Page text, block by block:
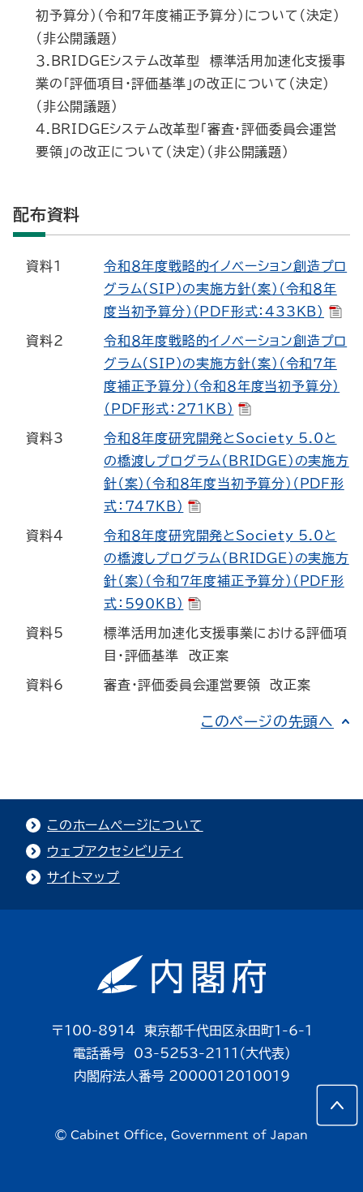
初予算分）（令和７年度補正予算分）について（決定）
（非公開議題）
３.BRIDGEシステム改革型 標準活用加速化支援事
業の「評価項目・評価基準」の改正について（決定）
（非公開議題）
４.BRIDGEシステム改革型「審査・評価委員会運営
要領」の改正について（決定）（非公開議題）
配布資料
資料1
令和８年度戦略的イノベーション創造プロ
グラム（SIP）の実施方針（案）（令和８年
度当初予算分）（PDF形式：433KB）
資料2
令和８年度戦略的イノベーション創造プロ
グラム（SIP）の実施方針（案）（令和７年
度補正予算分）（令和８年度当初予算分）
（PDF形式：271KB）
資料3
令和８年度研究開発とSociety 5.0と
の橋渡しプログラム（BRIDGE）の実施方
針（案）（令和８年度当初予算分）（PDF形
式：747KB）
資料4
令和８年度研究開発とSociety 5.0と
の橋渡しプログラム（BRIDGE）の実施方
針（案）（令和７年度補正予算分）（PDF形
式：590KB）
資料5
標準活用加速化支援事業における評価項
目・評価基準 改正案
資料6 審査・評価委員会運営要領 改正案
このページの先頭へ
このホームページについて
ウェブアクセシビリティ
サイトマップ
〒100-8914 東京都千代田区永田町1-6-1
電話番号 03-5253-2111（大代表）
内閣府法人番号 2000012010019
© Cabinet Office, Government of Japan